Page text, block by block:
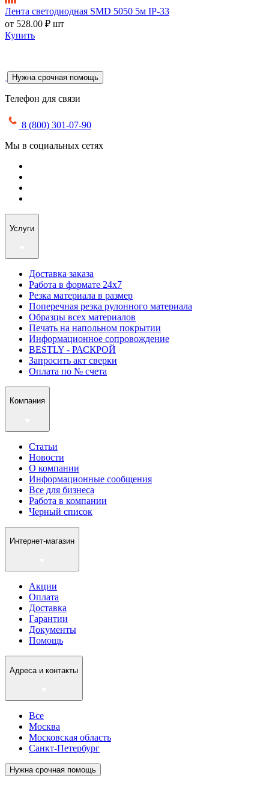
Лента светодиодная SMD 5050 5м IP-33
от 528.00 ₽ шт
Купить
Нужна срочная помощь
Телефон для связи
8 (800) 301-07-90
Мы в социальных сетях
Услуги
Доставка заказа
Работа в формате 24х7
Резка материала в размер
Поперечная резка рулонного материала
Образцы всех материалов
Печать на напольном покрытии
Информационное сопровождение
BESTLY - РАСКРОЙ
Запросить акт сверки
Оплата по № счета
Компания
Статьи
Новости
О компании
Информационные сообщения
Все для бизнеса
Работа в компании
Черный список
Интернет-магазин
Акции
Оплата
Доставка
Гарантии
Документы
Помощь
Адреса и контакты
Все
Москва
Московская область
Санкт-Петербург
Нужна срочная помощь